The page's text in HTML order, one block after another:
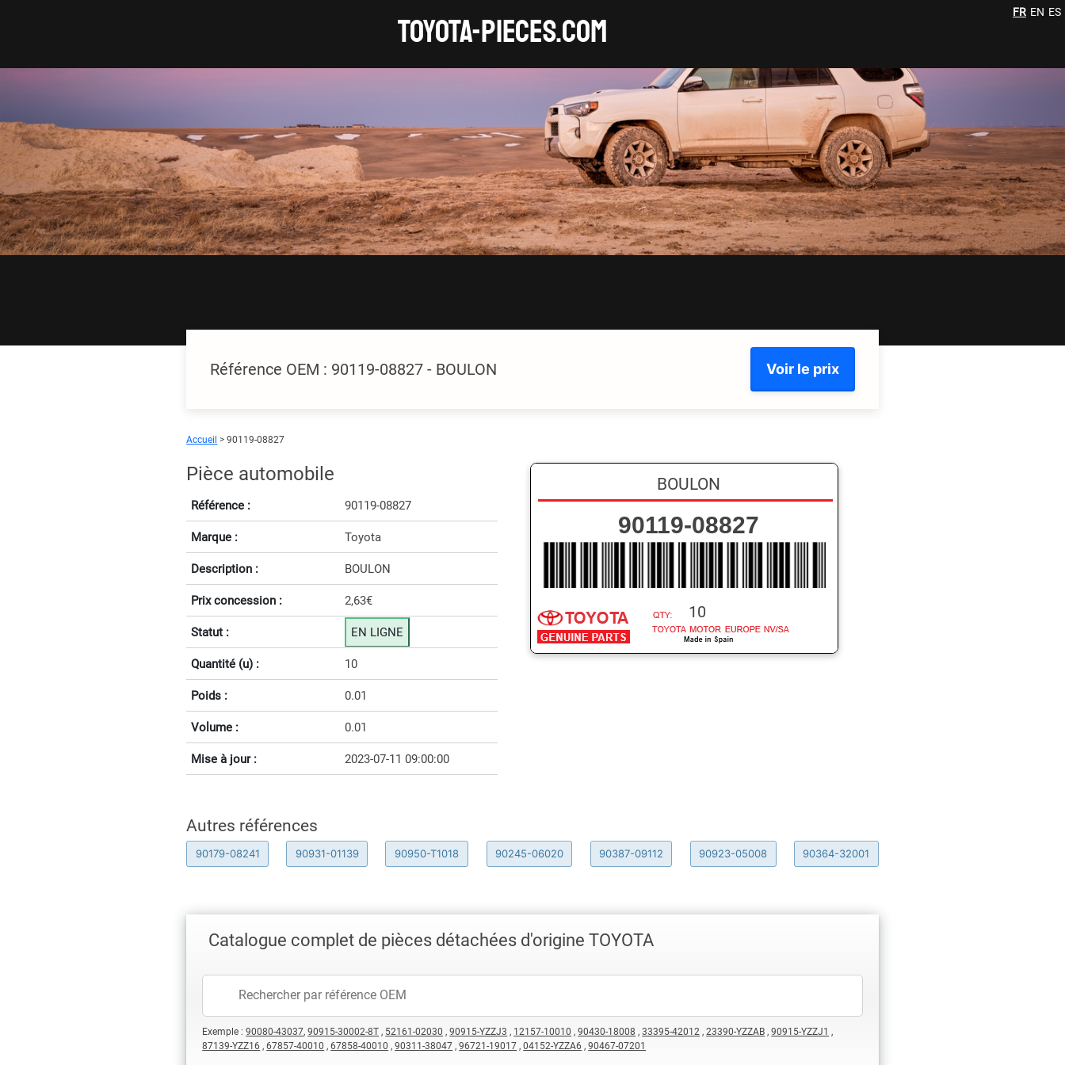
TOYOTA-pieces.com FR EN ES
Référence OEM : 90119-08827 - BOULON Voir le prix
Accueil > 90119-08827
Pièce automobile
Référence : 90119-08827
Marque : Toyota
Description : BOULON
Prix concession : 2,63€
Statut : EN LIGNE
Quantité (u) : 10
Poids : 0.01
Volume : 0.01
Mise à jour : 2023-07-11 09:00:00
BOULON
90119-08827
10
Autres références
90179-08241 90931-01139 90950-T1018 90245-06020 90387-09112 90923-05008 90364-32001
Catalogue complet de pièces détachées d'origine TOYOTA
Exemple :90080-43037,90915-30002-8T , 52161-02030 ,90915-YZZJ3 , 12157-10010 ,90430-18008 ,33395-42012 ,23390-YZZAB ,90915-YZZJ1 ,
87139-YZZ16 ,67857-40010 ,67858-40010 ,90311-38047 ,96721-19017 ,04152-YZZA6 ,90467-07201